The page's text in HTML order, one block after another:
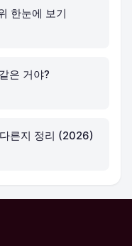
한눈에 보기
은 거야?
른지 정리 (2026)